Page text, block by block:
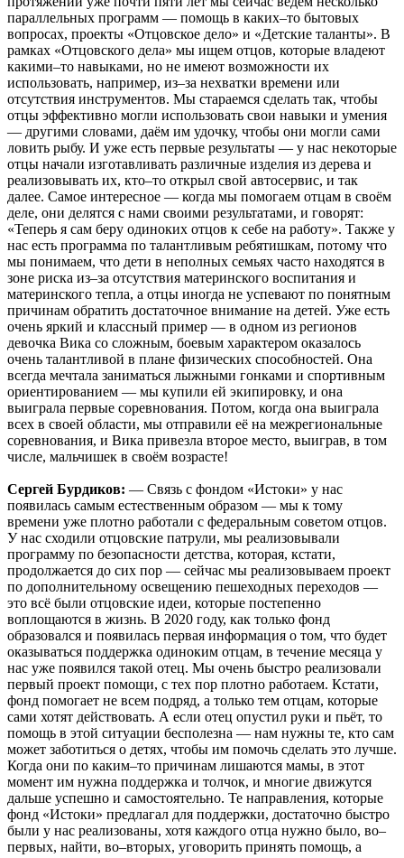
параллельных программ — помощь в каких–то бытовых
вопросах, проекты «Отцовское дело» и «Детские таланты». В
рамках «Отцовского дела» мы ищем отцов, которые владеют
какими–то навыками, но не имеют возможности их
использовать, например, из–за нехватки времени или
отсутствия инструментов. Мы стараемся сделать так, чтобы
отцы эффективно могли использовать свои навыки и умения
— другими словами, даём им удочку, чтобы они могли сами
ловить рыбу. И уже есть первые результаты — у нас некоторые
отцы начали изготавливать различные изделия из дерева и
реализовывать их, кто–то открыл свой автосервис, и так
далее. Самое интересное — когда мы помогаем отцам в своём
деле, они делятся с нами своими результатами, и говорят:
«Теперь я сам беру одиноких отцов к себе на работу». Также у
нас есть программа по талантливым ребятишкам, потому что
мы понимаем, что дети в неполных семьях часто находятся в
зоне риска из–за отсутствия материнского воспитания и
материнского тепла, а отцы иногда не успевают по понятным
причинам обратить достаточное внимание на детей. Уже есть
очень яркий и классный пример — в одном из регионов
девочка Вика со сложным, боевым характером оказалось
очень талантливой в плане физических способностей. Она
всегда мечтала заниматься лыжными гонками и спортивным
ориентированием — мы купили ей экипировку, и она
выиграла первые соревнования. Потом, когда она выиграла
всех в своей области, мы отправили её на межрегиональные
соревнования, и Вика привезла второе место, выиграв, в том
числе, мальчишек в своём возрасте!
Сергей Бурдиков: — Связь с фондом «Истоки» у нас
появилась самым естественным образом — мы к тому
времени уже плотно работали с федеральным советом отцов.
У нас сходили отцовские патрули, мы реализовывали
программу по безопасности детства, которая, кстати,
продолжается до сих пор — сейчас мы реализовываем проект
по дополнительному освещению пешеходных переходов —
это всё были отцовские идеи, которые постепенно
воплощаются в жизнь. В 2020 году, как только фонд
образовался и появилась первая информация о том, что будет
оказываться поддержка одиноким отцам, в течение месяца у
нас уже появился такой отец. Мы очень быстро реализовали
первый проект помощи, с тех пор плотно работаем. Кстати,
фонд помогает не всем подряд, а только тем отцам, которые
сами хотят действовать. А если отец опустил руки и пьёт, то
помощь в этой ситуации бесполезна — нам нужны те, кто сам
может заботиться о детях, чтобы им помочь сделать это лучше.
Когда они по каким–то причинам лишаются мамы, в этот
момент им нужна поддержка и толчок, и многие движутся
дальше успешно и самостоятельно. Те направления, которые
фонд «Истоки» предлагал для поддержки, достаточно быстро
были у нас реализованы, хотя каждого отца нужно было, во–
первых, найти, во–вторых, уговорить принять помощь, а